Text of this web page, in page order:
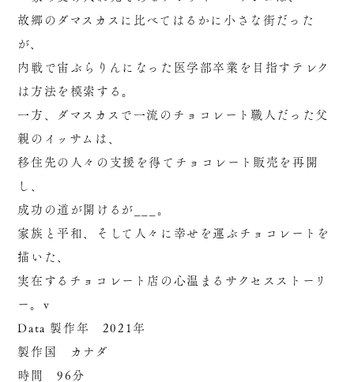
故郷のダマスカスに比べてはるかに小さな街だった
が、
内戦で宙ぶらりんになった医学部卒業を目指すテレク
は方法を模索する。
一方、ダマスカスで一流のチョコレート職人だった父
親のイッサムは、
移住先の人々の支援を得てチョコレート販売を再開
し、
成功の道が開けるが___。
家族と平和、そして人々に幸せを運ぶチョコレートを
描いた、
実在するチョコレート店の心温まるサクセスストーリ
ー。v
Data 製作年 2021年
製作国 カナダ
時間 96分